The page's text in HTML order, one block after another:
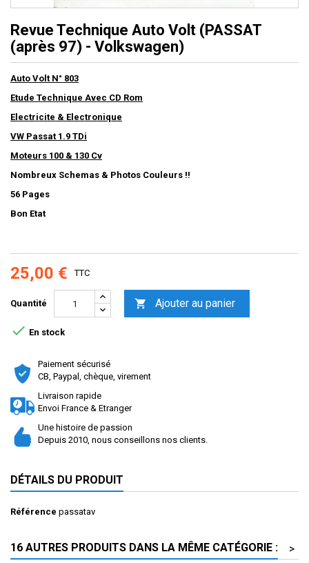
Revue Technique Auto Volt (PASSAT
(après 97) - Volkswagen)
Auto Volt N° 803
Etude Technique Avec CD Rom
Electricite & Electronique
VW Passat 1.9 TDi
Moteurs 100 & 130 Cv
Nombreux Schemas & Photos Couleurs !!
56 Pages
Bon Etat
25,00 € TTC
Quantité  Ajouter au panier
 En stock
Paiement sécurisé
CB, Paypal, chèque, virement
Livraison rapide
Envoi France & Etranger
Une histoire de passion
Depuis 2010, nous conseillons nos clients.
DÉTAILS DU PRODUIT
Référence passatav
16 AUTRES PRODUITS DANS LA MÊME CATÉGORIE :
>